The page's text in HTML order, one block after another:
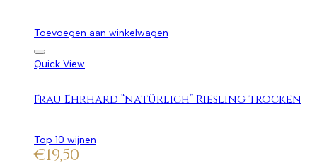
Toevoegen aan winkelwagen
Quick View
Frau Ehrhard “natürlich” Riesling trocken
Top 10 wijnen
€19,50